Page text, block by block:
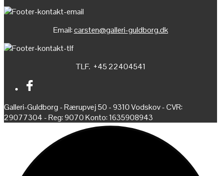
Email:carsten@galleri-guldborg.dk
TLF. +45 22404541
Galleri-Guldborg - Rærupvej 50 - 9310 Vodskov - CVR:
29077304 - Reg: 9070 Konto: 1635908943